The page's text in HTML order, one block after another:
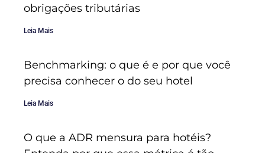
obrigações tributárias
Leia Mais
Benchmarking: o que é e por que você
precisa conhecer o do seu hotel
Leia Mais
O que a ADR mensura para hotéis?